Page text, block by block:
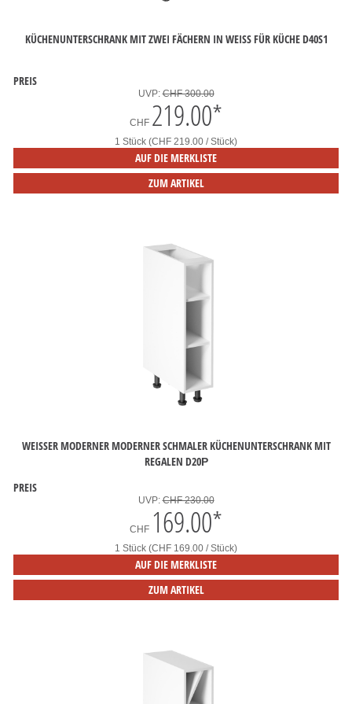
KÜCHENUNTERSCHRANK MIT ZWEI FÄCHERN IN WEISS FÜR KÜCHE D40S1
PREIS
UVP:CHF 300.00
CHF 219.00*
1 Stück (CHF 219.00 / Stück)
AUF DIE MERKLISTE
ZUM ARTIKEL
WEISSER MODERNER MODERNER SCHMALER KÜCHENUNTERSCHRANK MIT
REGALEN D20Р
PREIS
UVP:CHF 230.00
CHF 169.00*
1 Stück (CHF 169.00 / Stück)
AUF DIE MERKLISTE
ZUM ARTIKEL